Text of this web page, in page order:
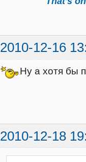
2010-12-16
Ну а хотя бы
2010-12-18